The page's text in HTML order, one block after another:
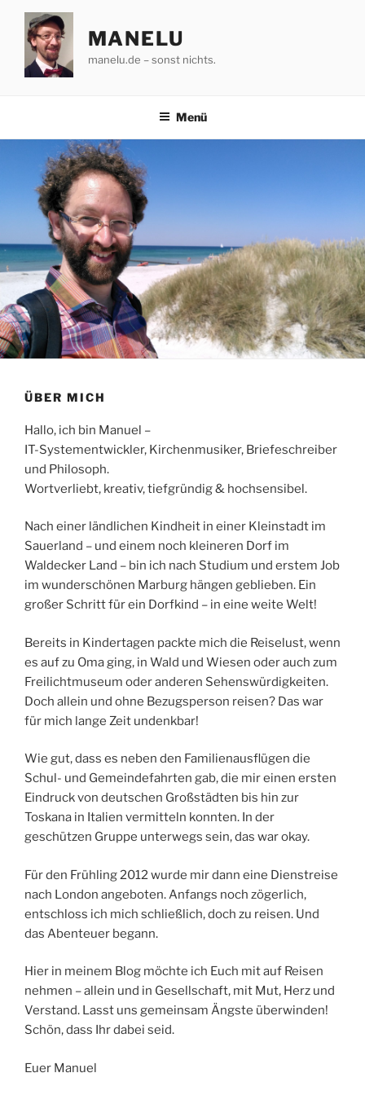
Zum
Inhalt
springen
MANELU
manelu.de – sonst nichts.
Menü
ÜBER MICH
Hallo, ich bin Manuel –
IT-Systementwickler, Kirchenmusiker, Briefeschreiber
und Philosoph.
Wortverliebt, kreativ, tiefgründig & hochsensibel.
Nach einer ländlichen Kindheit in einer Kleinstadt im
Sauerland – und einem noch kleineren Dorf im
Waldecker Land – bin ich nach Studium und erstem Job
im wunderschönen Marburg hängen geblieben. Ein
großer Schritt für ein Dorfkind – in eine weite Welt!
Bereits in Kindertagen packte mich die Reiselust, wenn
es auf zu Oma ging, in Wald und Wiesen oder auch zum
Freilichtmuseum oder anderen Sehenswürdigkeiten.
Doch allein und ohne Bezugsperson reisen? Das war
für mich lange Zeit undenkbar!
Wie gut, dass es neben den Familienausflügen die
Schul- und Gemeindefahrten gab, die mir einen ersten
Eindruck von deutschen Großstädten bis hin zur
Toskana in Italien vermitteln konnten. In der
geschützen Gruppe unterwegs sein, das war okay.
Für den Frühling 2012 wurde mir dann eine Dienstreise
nach London angeboten. Anfangs noch zögerlich,
entschloss ich mich schließlich, doch zu reisen. Und
das Abenteuer begann.
Hier in meinem Blog möchte ich Euch mit auf Reisen
nehmen – allein und in Gesellschaft, mit Mut, Herz und
Verstand. Lasst uns gemeinsam Ängste überwinden!
Schön, dass Ihr dabei seid.
Euer Manuel